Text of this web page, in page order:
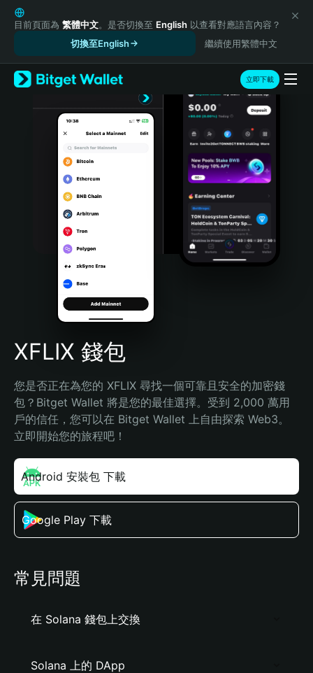
English
日本語
Русский
Español (Latinoamérica)
Türkçe
Português (Portugal)
Bahasa Indonesia
Português (Brasil)
Español (Argentina)
目前頁面為 繁體中文。是否切換至 English 以查看對應語言內容？
切換至English
繼續使用繁體中文
立即下載
XFLIX 錢包
您是否正在為您的 XFLIX 尋找一個可靠且安全的加密錢
包？Bitget Wallet 將是您的最佳選擇。受到 2,000 萬用
戶的信任，您可以在 Bitget Wallet 上自由探索 Web3。
立即開始您的旅程吧！
Android 安裝包 下載
Google Play 下載
常見問題
在 Solana 錢包上交換
Solana 上的 DApp